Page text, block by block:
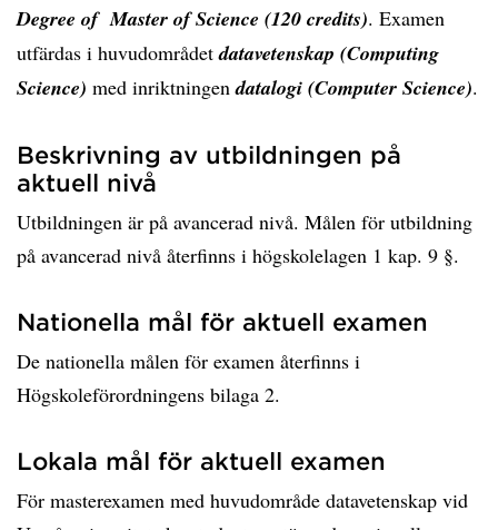
Degree of Master of Science (120 credits). Examen
utfärdas i huvudområdetdatavetenskap (Computing
Science) med inriktningendatalogi (Computer Science).
Beskrivning av utbildningen på
aktuell nivå
Utbildningen är på avancerad nivå. Målen för utbildning
på avancerad nivå återfinns i högskolelagen 1 kap. 9 §.
Nationella mål för aktuell examen
De nationella målen för examen återfinns i
Högskoleförordningens bilaga 2.
Lokala mål för aktuell examen
För masterexamen med huvudområde datavetenskap vid